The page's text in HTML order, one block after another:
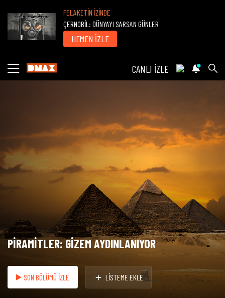
FELAKETİN İZİNDE
ÇERNOBİL: DÜNYAYI SARSAN GÜNLER
HEMEN İZLE
CANLI İZLE
PİRAMİTLER: GİZEM AYDINLANIYOR
SON BÖLÜMÜ İZLE LİSTEME EKLE